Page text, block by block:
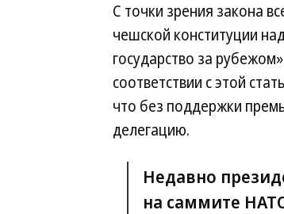
С точки зрения закона
чешской конституции
государство за
соответствии с этой
что без поддержки
делегацию.
Недавно
на саммите